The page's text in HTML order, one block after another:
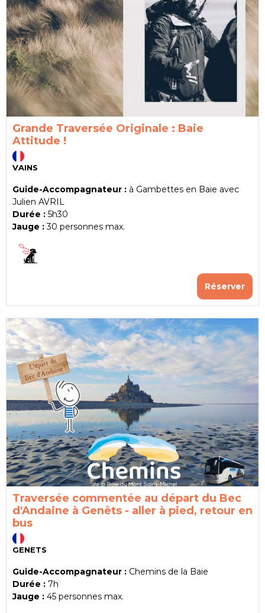
Grande Traversée Originale : Baie
Attitude !
VAINS
Guide-Accompagnateur : à Gambettes en Baie avec
Julien AVRIL
Durée : 5h30
Jauge : 30 personnes max.
Réserver
Traversée commentée au départ du Bec
d'Andaine à Genêts - aller à pied, retour en
bus
GENETS
Guide-Accompagnateur : Chemins de la Baie
Durée : 7h
Jauge : 45 personnes max.